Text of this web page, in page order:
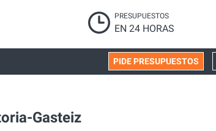
PRESUPUESTOS
EN 24 HORAS
PIDE PRESUPUESTOS
Gasteiz